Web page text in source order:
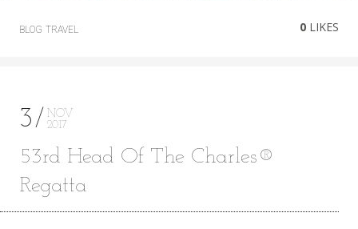
BLOG TRAVEL 0 LIKES
3
NOV
2017
53rd Head Of The Charles®
Regatta